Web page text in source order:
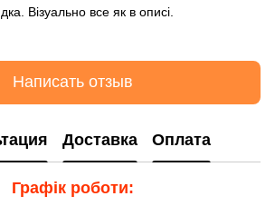
Візуально все як в описі.
Написать отзыв
Доставка Оплата
Графік роботи: